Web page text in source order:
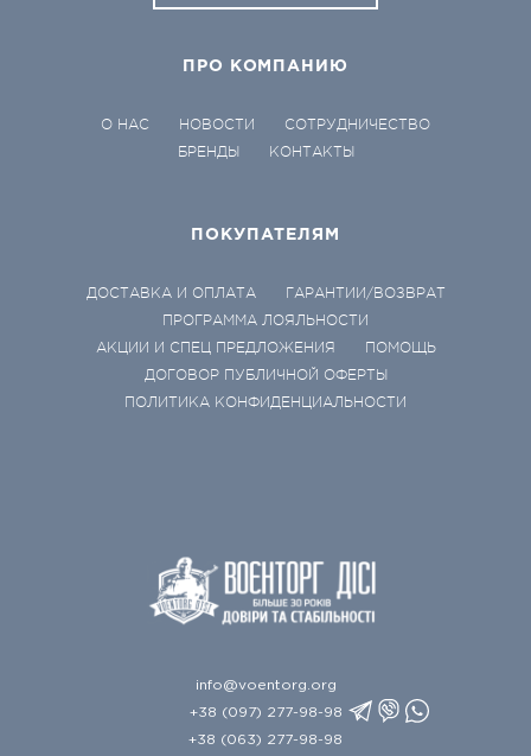
ПРО КОМПАНИЮ
О НАС НОВОСТИ
СОТРУДНИЧЕСТВО
БРЕНДЫ
КОНТАКТЫ
ПОКУПАТЕЛЯМ
ДОСТАВКА И ОПЛАТА
ГАРАНТИИ/ВОЗВРАТ
ПРОГРАММА ЛОЯЛЬНОСТИ
АКЦИИ И СПЕЦ ПРЕДЛОЖЕНИЯ
ПОМОЩЬ
ДОГОВОР ПУБЛИЧНОЙ ОФЕРТЫ
ПОЛИТИКА КОНФИДЕНЦИАЛЬНОСТИ
info@voentorg.org
+38 (097) 277-98-98
+38 (063) 277-98-98